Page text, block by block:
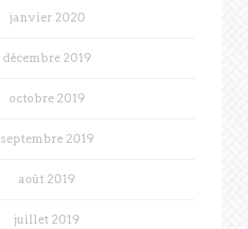
janvier 2020
décembre 2019
octobre 2019
septembre 2019
août 2019
juillet 2019